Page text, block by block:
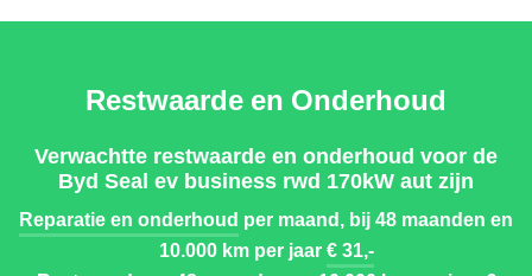
Restwaarde en Onderhoud
Verwachtte restwaarde en onderhoud voor de
Byd Seal ev business rwd 170kW aut zijn
Reparatie en onderhoud per maand, bij 48 maanden en
10.000 km per jaar€ 31,-